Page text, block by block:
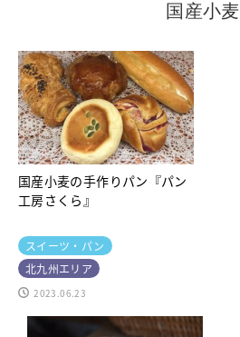
国産小麦
国産小麦の手作りパン『パン
工房さくら』
スイーツ・パン
北九州エリア
2023.06.23